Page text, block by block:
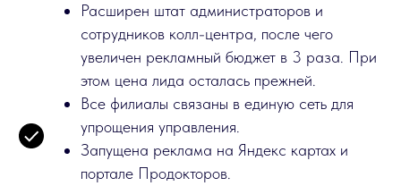
Расширен штат администраторов и
сотрудников колл-центра, после чего
увеличен рекламный бюджет в 3 раза. При
этом цена лида осталась прежней.
Все филиалы связаны в единую сеть для
упрощения управления.
Запущена реклама на Яндекс картах и
портале Продокторов.